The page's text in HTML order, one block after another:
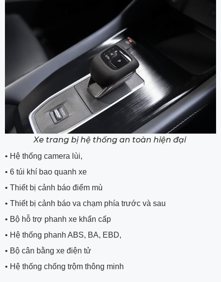
Xe trang bị hệ thống an toàn hiện đại
• Hệ thống camera lùi,
• 6 túi khí bao quanh xe
• Thiết bị cảnh báo điểm mù
• Thiết bị cảnh báo va chạm phía trước và sau
• Bộ hỗ trợ phanh xe khẩn cấp
• Hệ thống phanh ABS, BA, EBD,
• Bộ cân bằng xe điện tử
• Hệ thống chống trộm thông minh